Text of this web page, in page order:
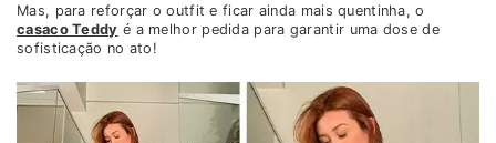
Mas, para reforçar o outfit e ficar ainda mais quentinha, o
casaco Teddy é a melhor pedida para garantir uma dose de
sofisticação no ato!